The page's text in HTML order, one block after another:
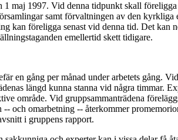
1 maj 1997. Vid denna tidpunkt skall
samt förvaltningen av den kyrkliga
kan föreligga senast vid denna tid. Det kan
emellertid skett tidigare.
en gång per månad under arbetets gång.
längd kunna stanna vid några timmar.
område. Vid gruppsammanträdena
och omarbetning -- återkommer
i gruppens rapport.